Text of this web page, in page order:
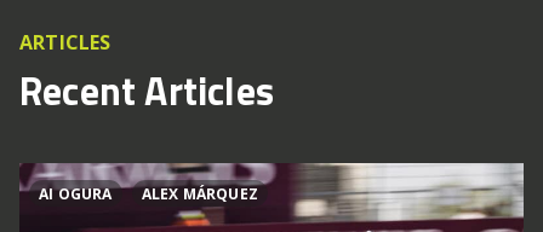
ARTICLES
Recent Articles
AI OGURA ALEX MÁRQUEZ